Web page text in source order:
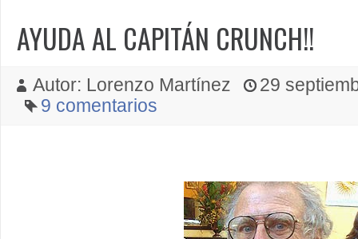
AYUDA AL CAPITÁN CRUNCH!!
Autor: Lorenzo Martínez
29
9 comentarios